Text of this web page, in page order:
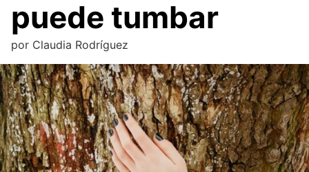
puede tumbar
por Claudia Rodríguez